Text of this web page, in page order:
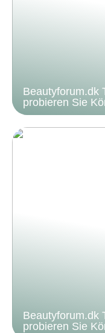
Beautyforum.dk
probieren Sie
Beautyforum.dk
probieren Sie